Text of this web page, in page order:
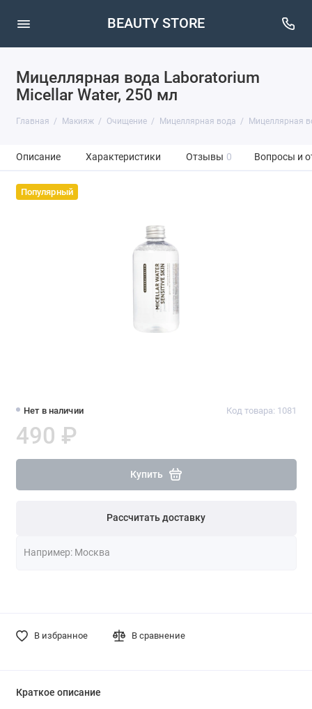
BEAUTY STORE
Мицеллярная вода Laboratorium
Micellar Water, 250 мл
Главная Макияж Очищение Мицеллярная вода Мицеллярная
Описание Характеристики Отзывы 0 Вопросы и
Популярный
Нет в наличии Код товара: 1081
490 ₽
Купить
Рассчитать доставку
В избранное В сравнение
Краткое описание